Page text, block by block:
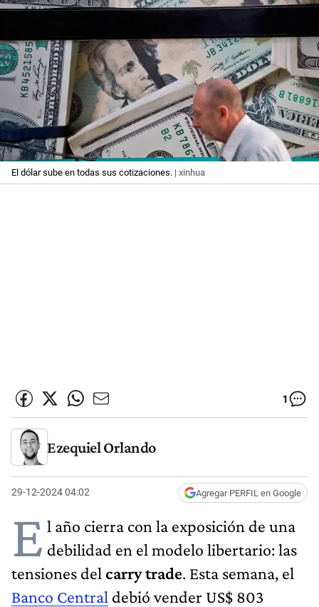
El dólar sube en todas sus cotizaciones. | xinhua
1
Ezequiel Orlando
29-12-2024 04:02 Agregar PERFIL en Google
E l año cierra con la exposición de una
debilidad en el modelo libertario: las
tensiones del carry trade. Esta semana, el
Banco Central debió vender US$ 803